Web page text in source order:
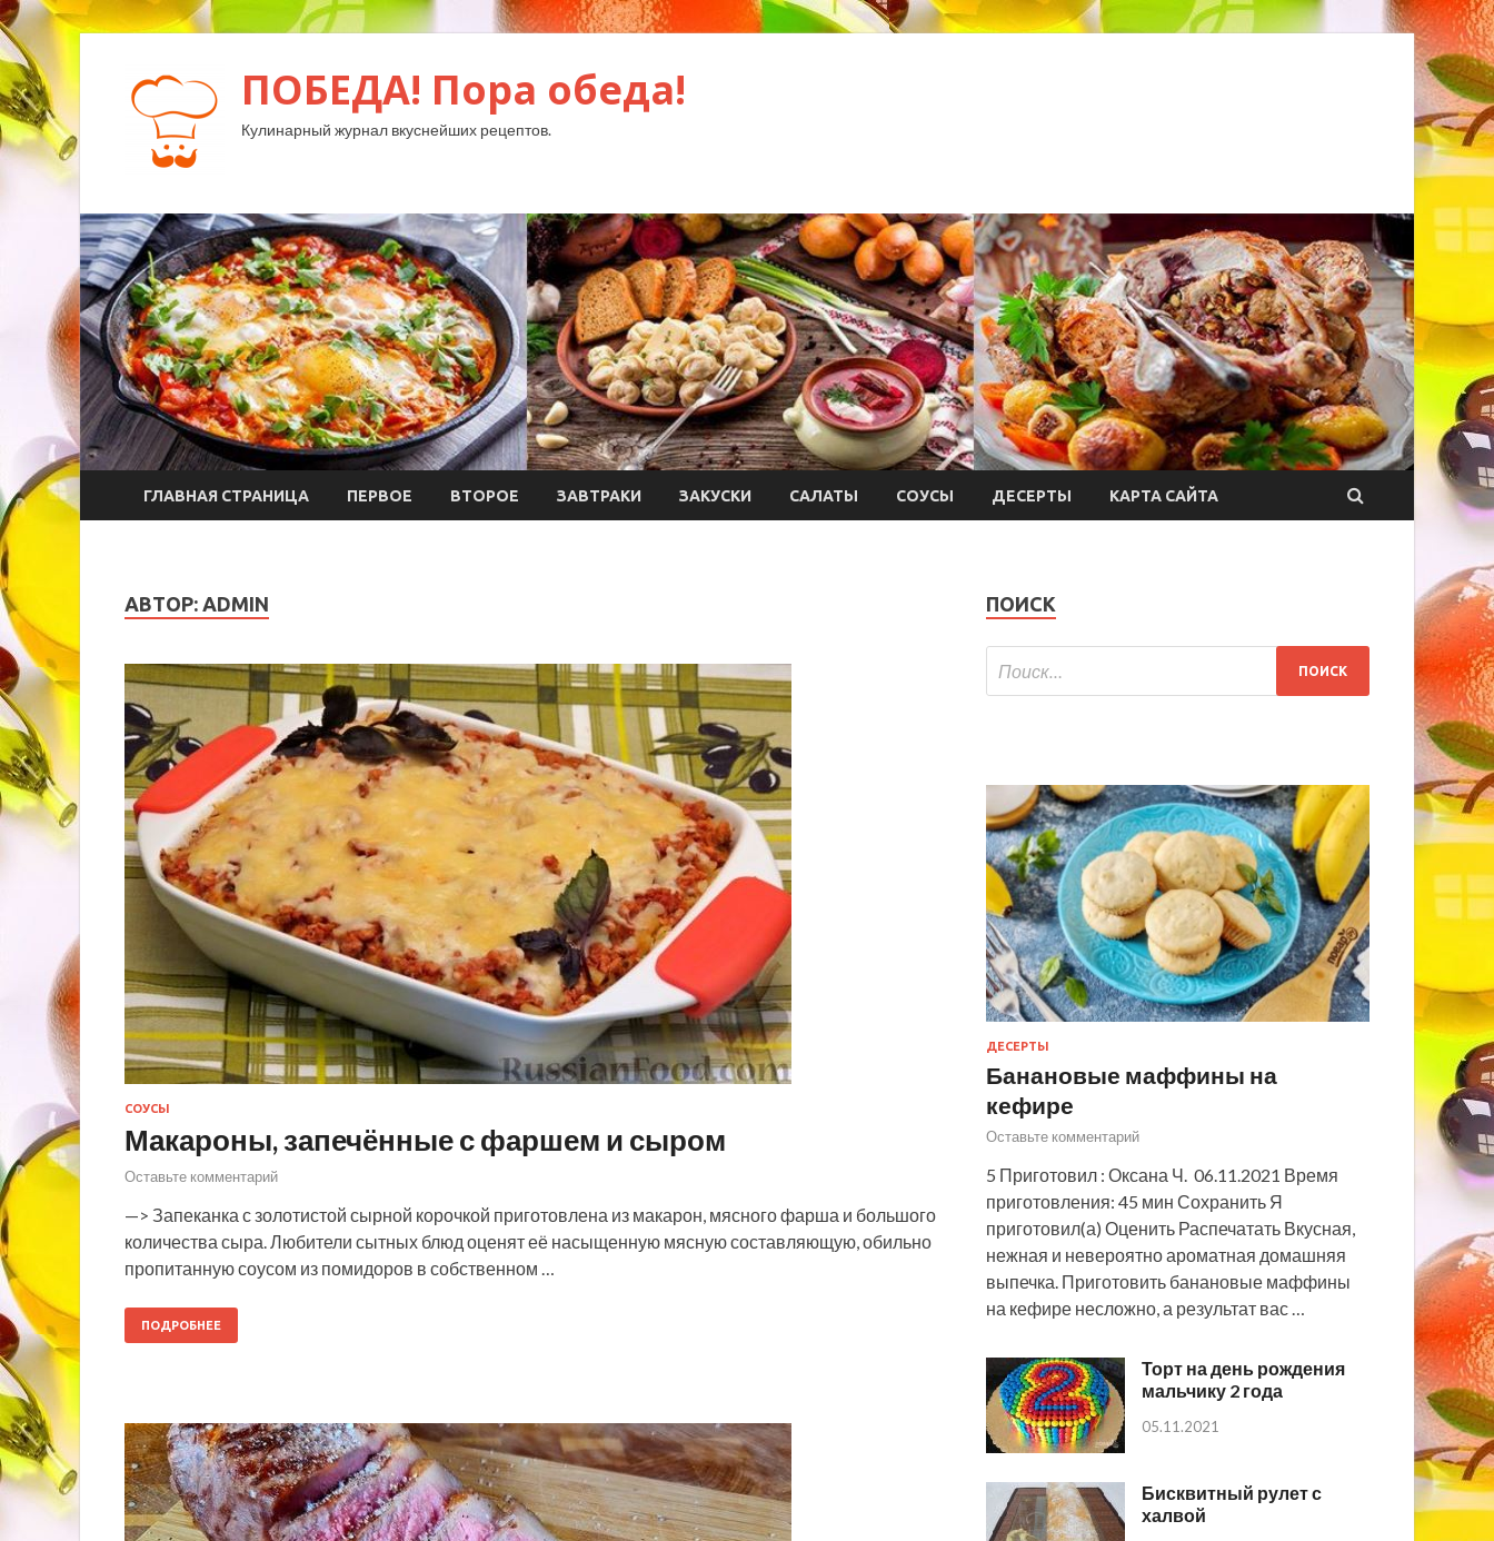
ПОБЕДА! Пора обеда!
Кулинарный журнал вкуснейших рецептов.
ГЛАВНАЯ СТРАНИЦА ПЕРВОЕ ВТОРОЕ ЗАВТРАКИ ЗАКУСКИ САЛАТЫ СОУСЫ ДЕСЕРТЫ КАРТА САЙТА
АВТОР: ADMIN
СОУСЫ
Макароны, запечённые с фаршем и сыром
Оставьте комментарий
—> Запеканка с золотистой сырной корочкой приготовлена из макарон, мясного фарша и большого
количества сыра. Любители сытных блюд оценят её насыщенную мясную составляющую, обильно
пропитанную соусом из помидоров в собственном …
ПОДРОБНЕЕ
ПОИСК
ДЕСЕРТЫ
Банановые маффины на
кефире
Оставьте комментарий
5 Приготовил : Оксана Ч. 06.11.2021 Время
приготовления: 45 мин Сохранить Я
приготовил(а) Оценить Распечатать Вкусная,
нежная и невероятно ароматная домашняя
выпечка. Приготовить банановые маффины
на кефире несложно, а результат вас …
Торт на день рождения
мальчику 2 года
05.11.2021
Бисквитный рулет с
халвой